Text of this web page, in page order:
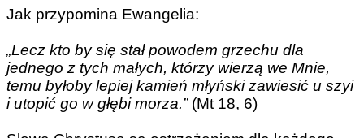
Jak przypomina Ewangelia:
„Lecz kto by się stał powodem grzechu dla
jednego z tych małych, którzy wierzą we Mnie,
temu byłoby lepiej kamień młyński zawiesić u szyi
i utopić go w głębi morza.”(Mt 18, 6)